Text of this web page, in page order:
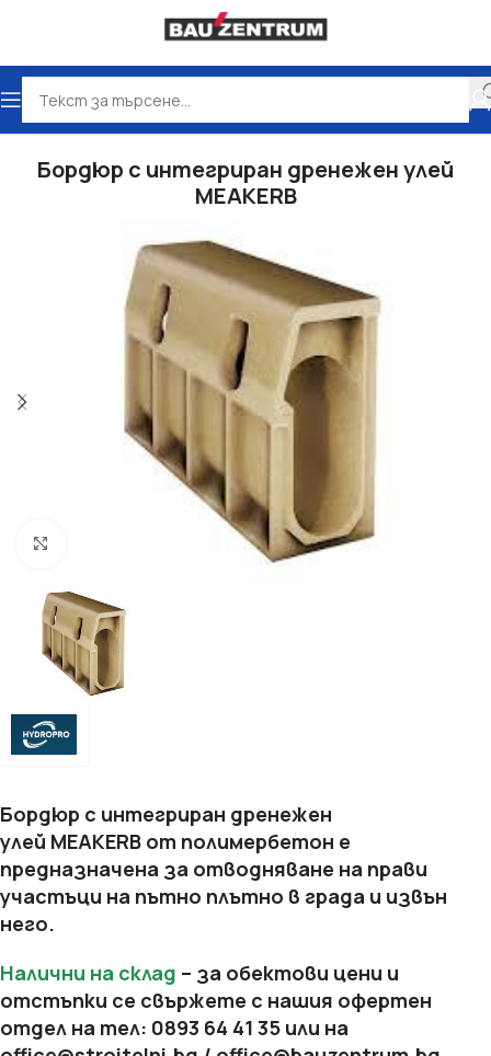
Начало Отводняване
Бордюр с интегриран дренежен улей
MEAKERB
Бордюр с интегриран дренежен
улей MEAKERB от полимербетон е
предназначена за отводняване на прави
участъци на пътно плътно в града и извън
него.
Налични на склад – за обектови цени и
отстъпки се свържете с нашия офертен
отдел на тел: 0893 64 41 35 или на